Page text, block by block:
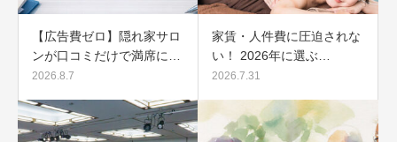
【広告費ゼロ】隠れ家サロ
ンが口コミだけで満席に…
2026.8.7
家賃・人件費に圧迫されな
い！ 2026年に選ぶ…
2026.7.31